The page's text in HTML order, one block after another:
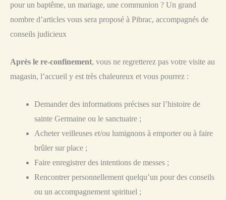
pour un baptême, un mariage, une communion ? Un grand
nombre d’articles vous sera proposé à Pibrac, accompagnés de
conseils judicieux
Après le re-confinement, vous ne regretterez pas votre visite au
magasin, l’accueil y est très chaleureux et vous pourrez :
Demander des informations précises sur l’histoire de
sainte Germaine ou le sanctuaire ;
Acheter veilleuses et/ou lumignons à emporter ou à faire
brûler sur place ;
Faire enregistrer des intentions de messes ;
Rencontrer personnellement quelqu’un pour des conseils
ou un accompagnement spirituel ;